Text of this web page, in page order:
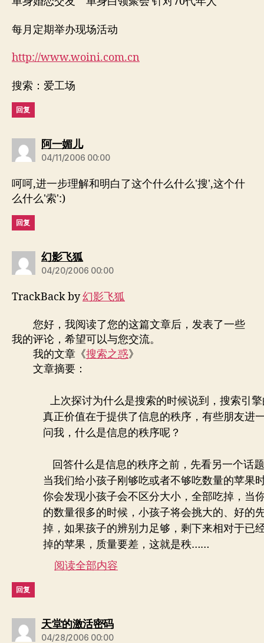
每月定期举办现场活动
http://www.woini.com.cn
搜索：爱工场
回复
阿一媚儿说：
04/11/2006 00:00
呵呵,进一步理解和明白了这个什么什么'搜',这个什
么什么'索':)
回复
幻影飞狐说：
04/20/2006 00:00
TrackBack by幻影飞狐
您好，我阅读了您的这篇文章后，发表了一些
我的评论，希望可以与您交流。
我的文章《搜索之惑》
文章摘要：
上次探讨为什么是搜索的时候说到，搜索引
真正价值在于提供了信息的秩序，有些朋友进
问我，什么是信息的秩序呢？
回答什么是信息的秩序之前，先看另一个话
当我们给小孩子刚够吃或者不够吃数量的苹果
你会发现小孩子会不区分大小，全部吃掉，当
的数量很多的时候，小孩子将会挑大的、好的
掉，如果孩子的辨别力足够，剩下来相对于已
掉的苹果，质量要差，这就是秩……
阅读全部内容
回复
天堂的激活密码说：
04/28/2006 00:00